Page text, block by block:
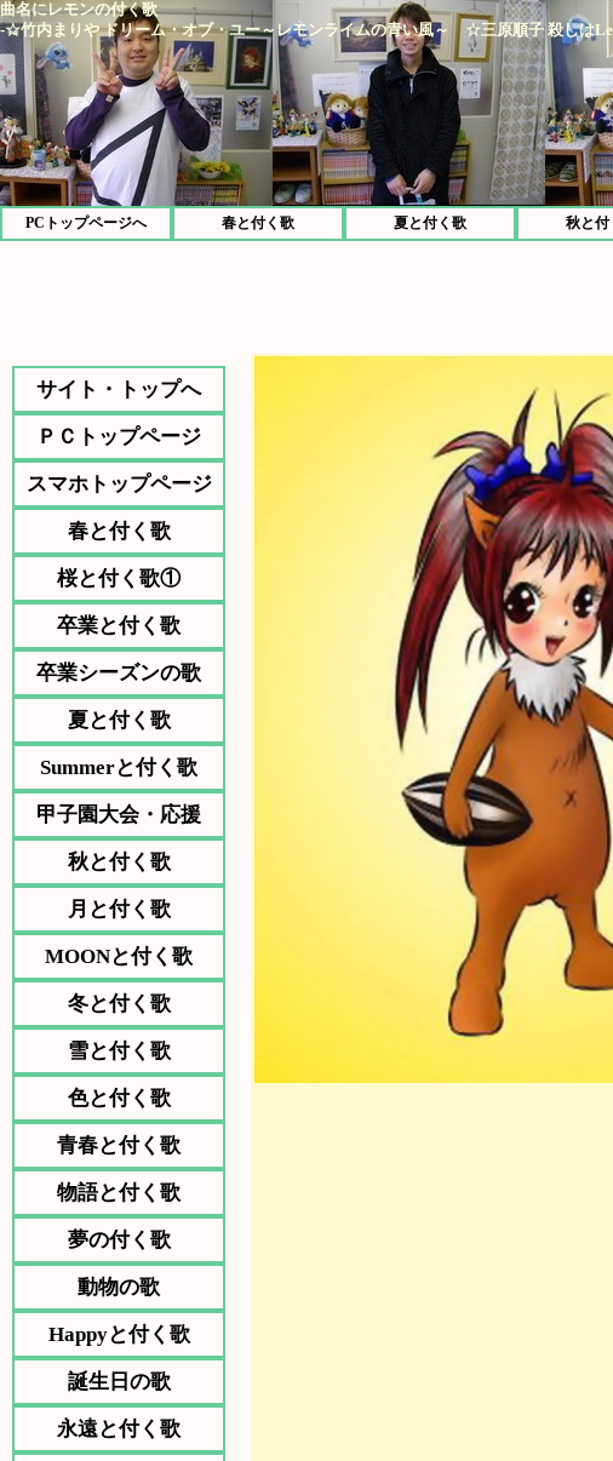
曲名にレモンの付く歌
-☆竹内まりや ドリーム・オブ・ユー～レモンライムの青い風～ ☆三原順子 殺しは
PCトップページへ 春と付く歌 夏と付く歌 秋と付
サイト・トップへ
ＰＣトップページ
スマホトップページ
春と付く歌
桜と付く歌①
卒業と付く歌
卒業シーズンの歌
夏と付く歌
Summerと付く歌
甲子園大会・応援
秋と付く歌
月と付く歌
MOONと付く歌
冬と付く歌
雪と付く歌
色と付く歌
青春と付く歌
物語と付く歌
夢の付く歌
動物の歌
Happyと付く歌
誕生日の歌
永遠と付く歌